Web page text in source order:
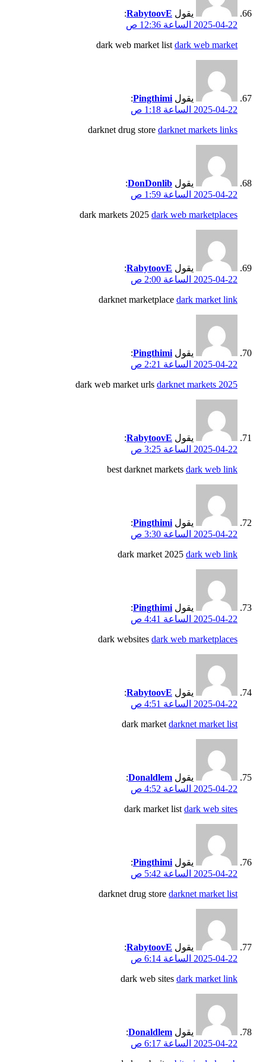
يقول RabytoovE
:
2025-04-22 الساعة 12:36 ص
dark web market listdark web market
يقول Pingthimi
:
2025-04-22 الساعة 1:18 ص
darknet drug storedarknet markets links
يقول DonDonlib
:
2025-04-22 الساعة 1:59 ص
dark markets 2025dark web marketplaces
يقول RabytoovE
:
2025-04-22 الساعة 2:00 ص
darknet marketplacedark market link
يقول Pingthimi
:
2025-04-22 الساعة 2:21 ص
dark web market urlsdarknet markets 2025
يقول RabytoovE
:
2025-04-22 الساعة 3:25 ص
best darknet marketsdark web link
يقول Pingthimi
:
2025-04-22 الساعة 3:30 ص
dark market 2025dark web link
يقول Pingthimi
:
2025-04-22 الساعة 4:41 ص
dark websitesdark web marketplaces
يقول RabytoovE
:
2025-04-22 الساعة 4:51 ص
dark marketdarknet market list
يقول Donaldlem
:
2025-04-22 الساعة 4:52 ص
dark market listdark web sites
يقول Pingthimi
:
2025-04-22 الساعة 5:42 ص
darknet drug storedarknet market list
يقول RabytoovE
:
2025-04-22 الساعة 6:14 ص
dark web sitesdark market link
يقول Donaldlem
:
2025-04-22 الساعة 6:17 ص